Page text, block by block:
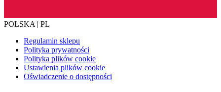
POLSKA | PL
Regulamin sklepu
Polityka prywatności
Polityka plików cookie
Ustawienia plików cookie
Oświadczenie o dostępności